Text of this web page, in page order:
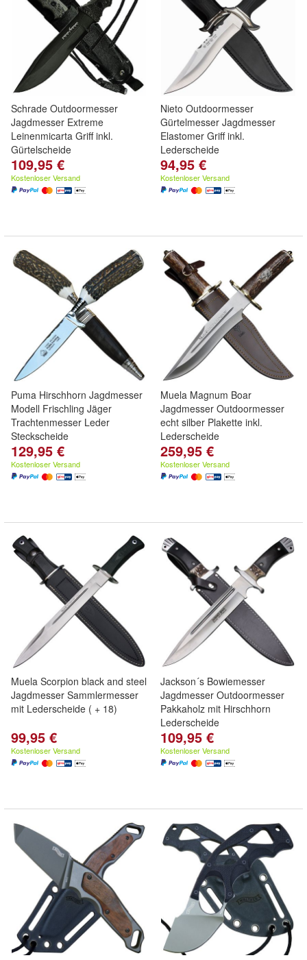
Schrade Outdoormesser
Jagdmesser Extreme
Leinenmicarta Griff inkl.
Gürtelscheide
109,95 €
Kostenloser Versand
Nieto Outdoormesser
Gürtelmesser Jagdmesser
Elastomer Griff inkl.
Lederscheide
94,95 €
Kostenloser Versand
Puma Hirschhorn Jagdmesser
Modell Frischling Jäger
Trachtenmesser Leder
Steckscheide
129,95 €
Kostenloser Versand
Muela Magnum Boar
Jagdmesser Outdoormesser
echt silber Plakette inkl.
Lederscheide
259,95 €
Kostenloser Versand
Muela Scorpion black and steel
Jagdmesser Sammlermesser
mit Lederscheide ( + 18)
99,95 €
Kostenloser Versand
Jackson´s Bowiemesser
Jagdmesser Outdoormesser
Pakkaholz mit Hirschhorn
Lederscheide
109,95 €
Kostenloser Versand